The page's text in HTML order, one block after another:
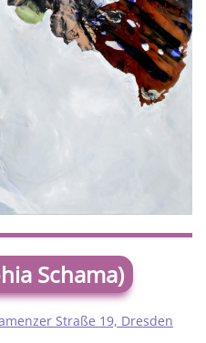
Schama)
Straße 19, Dresden